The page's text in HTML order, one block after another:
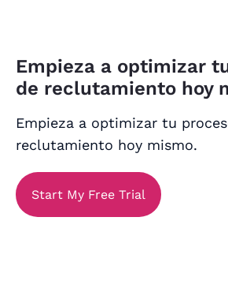
Empieza a optimizar
de reclutamiento hoy
Empieza a optimizar tu
reclutamiento hoy mismo.
Start My Free Trial